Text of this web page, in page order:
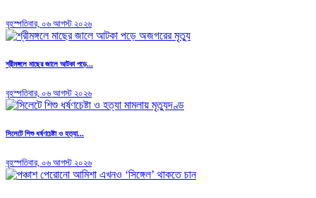
বৃহস্পতিবার, ০৬ আগস্ট ২০২৬
শ্রীমঙ্গলে মাছের জালে আটকা পড়ে...
বৃহস্পতিবার, ০৬ আগস্ট ২০২৬
সিলেটে শিশু ধর্ষণচেষ্টা ও হত্যা...
বৃহস্পতিবার, ০৬ আগস্ট ২০২৬